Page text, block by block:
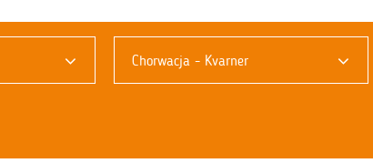
Chorwacja - Kvarner